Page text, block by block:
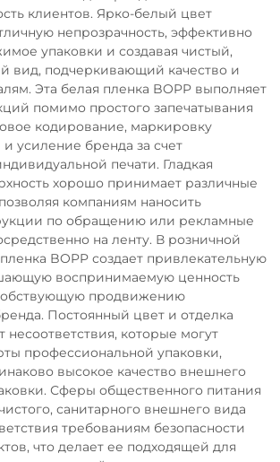
клиентов. Ярко-белый цвет
непрозрачность, эффективно
упаковки и создавая чистый,
вид, подчеркивающий качество и
Эта белая пленка BOPP выполняет
помимо простого запечатывания
кодирование, маркировку
усиление бренда за счет
печати. Гладкая
хорошо принимает различные
компаниям наносить
по обращению или рекламные
на ленту. В розничной
BOPP создает привлекательную
воспринимаемую ценность
продвижению
Постоянный цвет и отделка
несоответствия, которые могут
профессиональной упаковки,
высокое качество внешнего
Сферы общественного питания
санитарного внешнего вида
требованиям безопасности
что делает ее подходящей для